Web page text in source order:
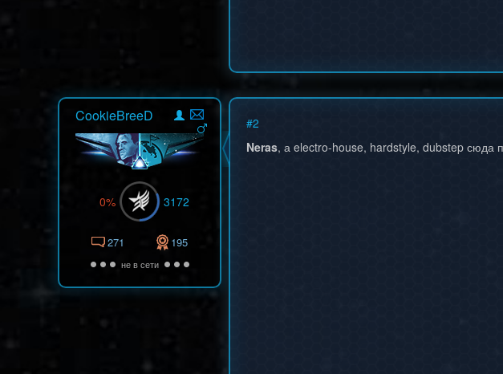
CookieBreeD
0% 3172
271 195
не в сети
#2
Neras, а electro-house, hardstyle, dubstep сюда